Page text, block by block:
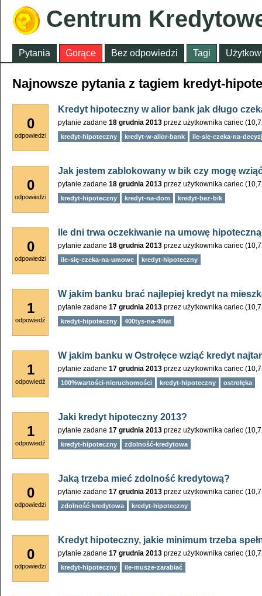
Centrum
Pytania Gorące Bez odpowiedzi Tagi
Najnowsze pytania z tagiem kredyt-
0
odpowiedzi
Kredyt hipoteczny w alior bank jak długo
pytanie zadane 18 grudnia 2013 przez użytkownika cariec (
kredyt-hipoteczny kredyt-w-alior-bank ile-się-czeka-na-
0
odpowiedzi
Jak jestem zablokowany w bik czy mogę
pytanie zadane 18 grudnia 2013 przez użytkownika cariec (
kredyt-hipoteczny kredyt-na-dom kredyt-bez-bik
0
odpowiedzi
Ile dni trwa oczekiwanie na umowę
pytanie zadane 18 grudnia 2013 przez użytkownika cariec (
ile-się-czeka-na-umowe kredyt-hipoteczny
1
odpowiedź
W jakim banku brać najlepiej kredyt na
pytanie zadane 17 grudnia 2013 przez użytkownika cariec (
kredyt-hipoteczny 400tys-na-40lat
1
odpowiedź
W jakim banku w Ostrołęce wziąć kredyt
pytanie zadane 17 grudnia 2013 przez użytkownika cariec (
100%wartości-nieruchomości kredyt-hipoteczny ostrołęka
1
odpowiedź
Jaki kredyt hipoteczny 2013?
pytanie zadane 17 grudnia 2013 przez użytkownika cariec (
kredyt-hipoteczny zdolność-kredytowa
0
odpowiedzi
Jaką trzeba mieć zdolność kredytową?
pytanie zadane 17 grudnia 2013 przez użytkownika cariec (
zdolność-kredytowa kredyt-hipoteczny
0
odpowiedzi
Kredyt hipoteczny, jakie minimum trzeba
pytanie zadane 17 grudnia 2013 przez użytkownika cariec (
kredyt-hipoteczny ile-musze-zarabiać